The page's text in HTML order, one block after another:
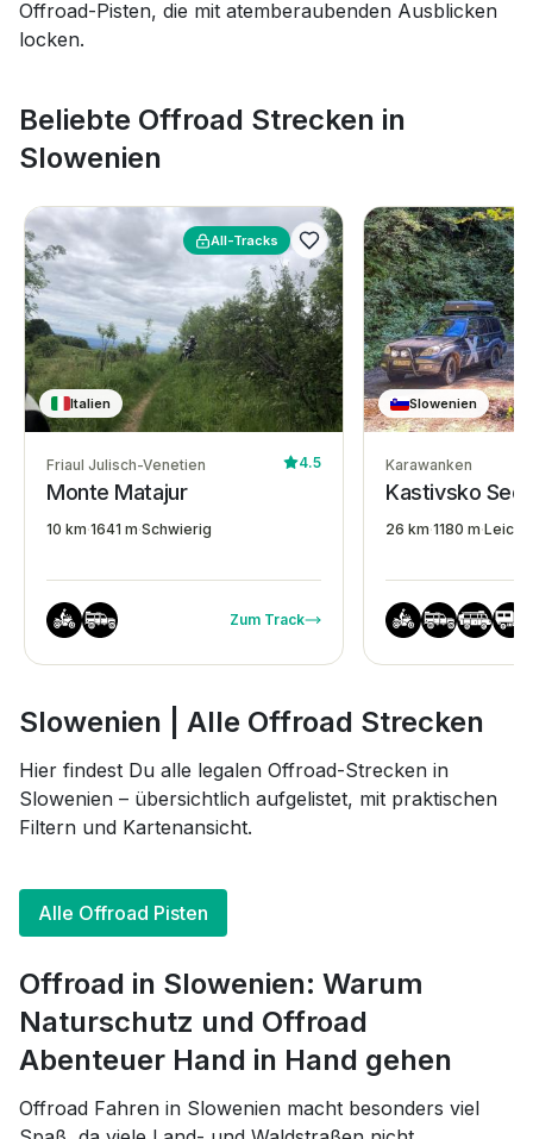
Offroad-Pisten, die mit atemberaubenden Ausblicken
locken.
Beliebte Offroad Strecken in
Slowenien
All-Tracks
Italien
Friaul Julisch-Venetien 4.5
Monte Matajur
10 km·1641 m·Schwierig
Zum Track
Slowenien
Karawanken
Kastivsko
26 km·1180 m·Leicht
Slowenien | Alle Offroad Strecken
Hier findest Du alle legalen Offroad-Strecken in
Slowenien – übersichtlich aufgelistet, mit praktischen
Filtern und Kartenansicht.
Alle Offroad Pisten
Offroad in Slowenien: Warum
Naturschutz und Offroad
Abenteuer Hand in Hand gehen
Offroad Fahren in Slowenien macht besonders viel